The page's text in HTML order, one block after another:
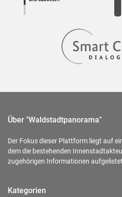
Über "Waldstadtpanorama"
Der Fokus dieser Plattform liegt auf
dem die bestehenden
zugehörigen Informationen
Kategorien